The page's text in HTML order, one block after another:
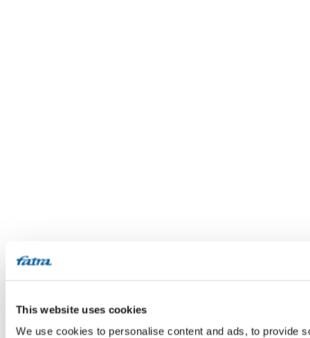
This website uses cookies
We use cookies to personalise content and ads, to provide